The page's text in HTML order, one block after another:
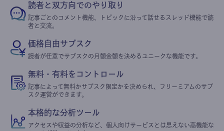
読者と双方向でのやり取り
記事ごとのコメント機能、トピックに沿って話せるスレッド機能で読
者と交流。
価格自由サブスク
読者が任意でサブスクの月額金額を決めるユニークな機能です。
無料・有料をコントロール
記事によって無料かサブスク限定かを決められ、フリーミアムのサブ
スク運営ができます。
本格的な分析ツール
アクセスや収益の分析など、個人向けサービスとは思えない高機能な